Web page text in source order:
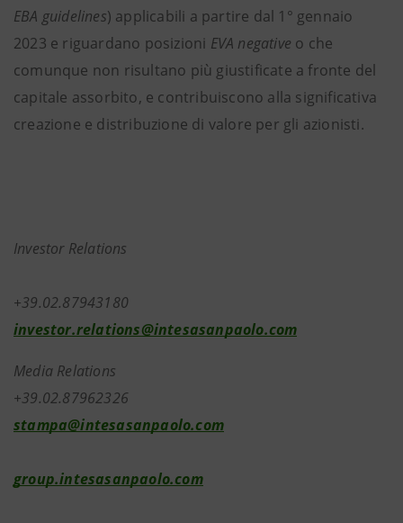
EBA guidelines) applicabili a partire dal 1° gennaio
2023 e riguardano posizioni EVA negative o che
comunque non risultano più giustificate a fronte del
capitale assorbito, e contribuiscono alla significativa
creazione e distribuzione di valore per gli azionisti.
Investor Relations
investor.relations@intesasanpaolo.com
Media Relations
+39.02.87962326
stampa@intesasanpaolo.com
group.intesasanpaolo.com